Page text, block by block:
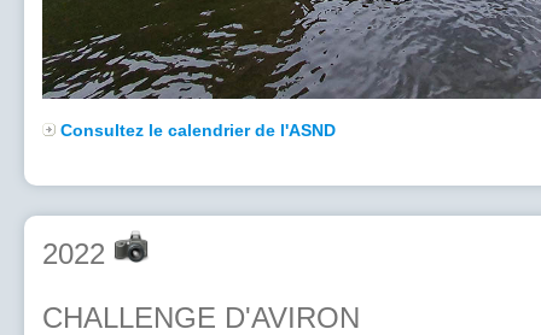
Consultez le calendrier de l'ASND
2022
CHALLENGE D'AVIRON